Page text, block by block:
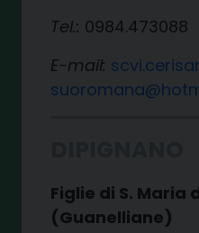
Tel.: 0984.473088
E-mail:
Figlie di S. Maria
(Guanelliane)